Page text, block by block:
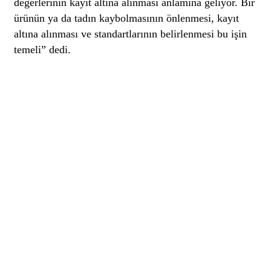
ürünün ya da tadın kaybolmasının önlenmesi, kayıt
altına alınması ve standartlarının belirlenmesi bu işin
temeli” dedi.